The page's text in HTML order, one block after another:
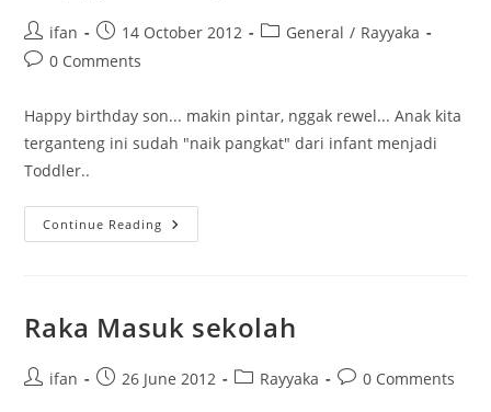
Post
author:
ifan
Post
published:
14 October 2012
PostGeneral / Rayyaka
Post0 Comments
Happy birthday son... makin pintar, nggak rewel... Anak kita
terganteng ini sudah "naik pangkat" dari infant menjadi
Toddler..
Continue Reading Happy
Birthday
Raka Masuk sekolah
Postifan
Post26 June 2012
PostRayyaka
Post0 Comments